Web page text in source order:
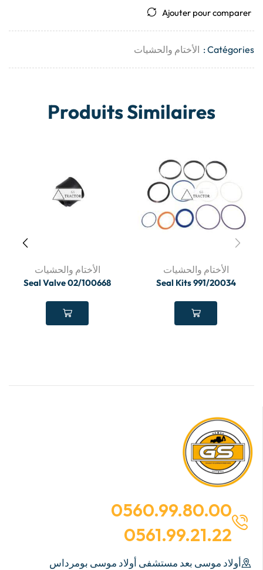
Ajouter pour comparer
Catégories : الأختام والحشيات
Produits Similaires
الأختام والحشيات
Seal Kits 991/20034
الأختام والحشيات
Seal Valve 02/100668
0560.99.80.00
0561.99.21.22
أولاد موسى بعد مستشفى أولاد موسى بومرداس